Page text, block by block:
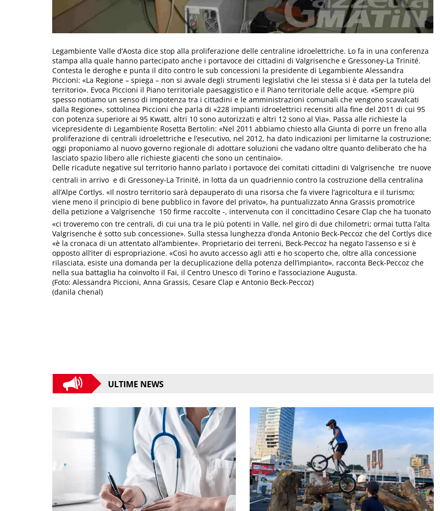
Legambiente Valle d’Aosta dice stop alla proliferazione delle centraline idroelettriche. Lo fa in una conferenza
stampa alla quale hanno partecipato anche i portavoce dei cittadini di Valgrisenche e Gressoney-La Trinité.
Contesta le deroghe e punta il dito contro le sub concessioni la presidente di Legambiente Alessandra
Piccioni: «La Regione – spiega – non si avvale degli strumenti legislativi che lei stessa si è data per la tutela del
territorio». Evoca Piccioni il Piano territoriale paesaggistico e il Piano territoriale delle acque. «Sempre più
spesso notiamo un senso di impotenza tra i cittadini e le amministrazioni comunali che vengono scavalcati
dalla Regione», sottolinea Piccioni che parla di «228 impianti idroelettrici recensiti alla fine del 2011 di cui 95
con potenza superiore ai 95 Kwatt, altri 10 sono autorizzati e altri 12 sono al Via». Passa alle richieste la
vicepresidente di Legambiente Rosetta Bertolin: «Nel 2011 abbiamo chiesto alla Giunta di porre un freno alla
proliferazione di centrali idroelettriche e l’esecutivo, nel 2012, ha dato indicazioni per limitarne la costruzione;
oggi proponiamo al nuovo governo regionale di adottare soluzioni che vadano oltre quanto deliberato che ha
lasciato spazio libero alle richieste giacenti che sono un centinaio».
Delle ricadute negative sul territorio hanno parlato i portavoce dei comitati cittadini di Valgrisenche  tre nuove
centrali in arrivo  e di Gressoney-La Trinité, in lotta da un quadriennio contro la costruzione della centralina
all’Alpe Cortlys. «Il nostro territorio sarà depauperato di una risorsa che fa vivere l’agricoltura e il turismo;
viene meno il principio di bene pubblico in favore del privato», ha puntualizzato Anna Grassis promotrice
della petizione a Valgrisenche  150 firme raccolte -, intervenuta con il concittadino Cesare Clap che ha tuonato
«ci troveremo con tre centrali, di cui una tra le più potenti in Valle, nel giro di due chilometri; ormai tutta l’alta
Valgrisenche è sotto sub concessione». Sulla stessa lunghezza d’onda Antonio Beck-Peccoz che del Cortlys dice
«è la cronaca di un attentato all’ambiente». Proprietario dei terreni, Beck-Peccoz ha negato l’assenso e si è
opposto all’iter di espropriazione. «Così ho avuto accesso agli atti e ho scoperto che, oltre alla concessione
rilasciata, esiste una domanda per la decuplicazione della potenza dell’impianto», racconta Beck-Peccoz che
nella sua battaglia ha coinvolto il Fai, il Centro Unesco di Torino e l’associazione Augusta.
(Foto: Alessandra Piccioni, Anna Grassis, Cesare Clap e Antonio Beck-Peccoz)
(danila chenal)
ULTIME NEWS